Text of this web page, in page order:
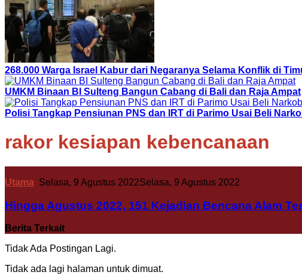
268.000 Warga Israel Kabur dari Negaranya Selama Konflik di
UMKM Binaan BI Sulteng Bangun Cabang di Bali dan Raja Ampat
Polisi Tangkap Pensiunan PNS dan IRT di Parimo Usai Beli
rakor kesiapan kebencanaan
Utama Selasa, 9 Agustus 2022Selasa, 9 Agustus 2022
Hingga Agustus 2022, 151 Kejadian Bencana Alam
Berita Terkait
Tidak Ada Postingan Lagi.
Tidak ada lagi halaman untuk dimuat.